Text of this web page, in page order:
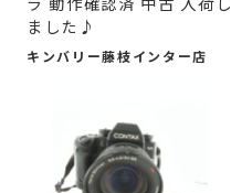
ました♪
キンバリー藤枝インター店